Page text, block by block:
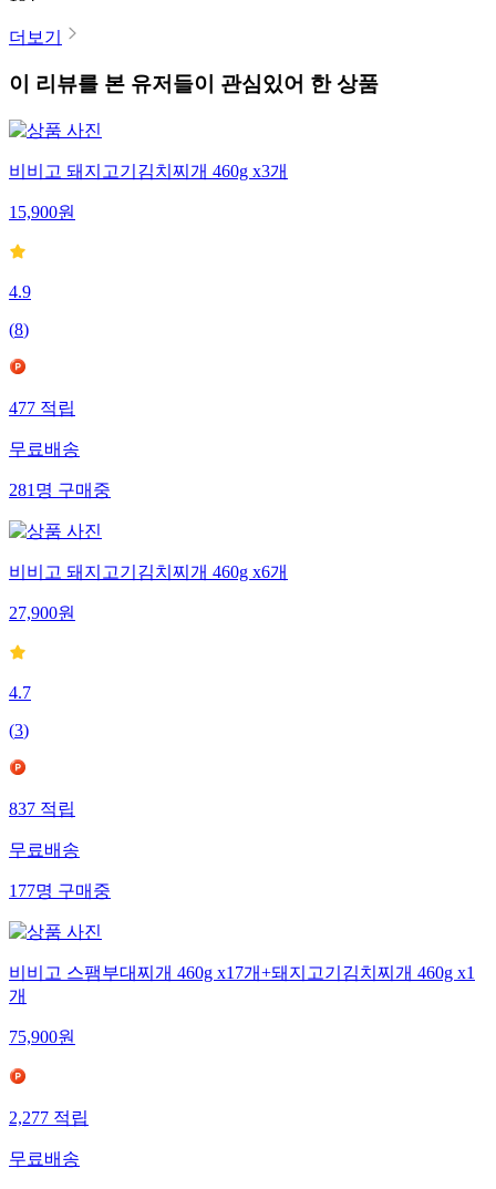
더보기
이 리뷰를 본 유저들이 관심있어 한 상품
비비고 돼지고기김치찌개 460g x3개
15,900원
4.9
(8)
477 적립
무료배송
281 명 구매중
비비고 돼지고기김치찌개 460g x6개
27,900원
4.7
(3)
837 적립
무료배송
177명 구매중
비비고 스팸부대찌개 460g x17개+돼지고기김치찌개 460g x1
개
75,900원
2,277 적립
무료배송